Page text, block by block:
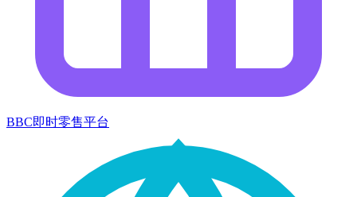
BBC即时零售平台